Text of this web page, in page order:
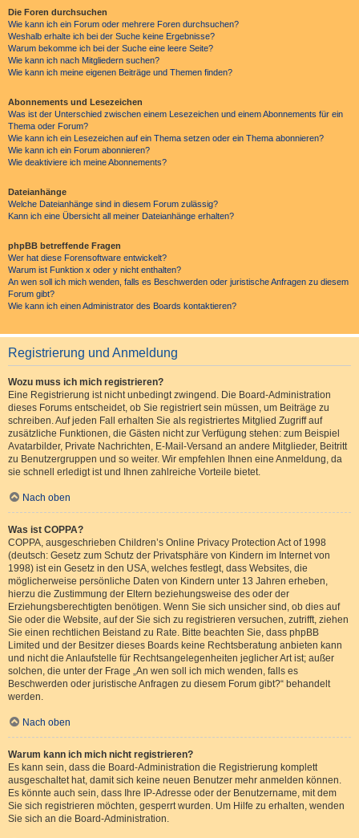
Die Foren durchsuchen
Wie kann ich ein Forum oder mehrere Foren durchsuchen?
Weshalb erhalte ich bei der Suche keine Ergebnisse?
Warum bekomme ich bei der Suche eine leere Seite?
Wie kann ich nach Mitgliedern suchen?
Wie kann ich meine eigenen Beiträge und Themen finden?
Abonnements und Lesezeichen
Was ist der Unterschied zwischen einem Lesezeichen und einem Abonnements für ein
Thema oder Forum?
Wie kann ich ein Lesezeichen auf ein Thema setzen oder ein Thema abonnieren?
Wie kann ich ein Forum abonnieren?
Wie deaktiviere ich meine Abonnements?
Dateianhänge
Welche Dateianhänge sind in diesem Forum zulässig?
Kann ich eine Übersicht all meiner Dateianhänge erhalten?
phpBB betreffende Fragen
Wer hat diese Forensoftware entwickelt?
Warum ist Funktion x oder y nicht enthalten?
An wen soll ich mich wenden, falls es Beschwerden oder juristische Anfragen zu diesem
Forum gibt?
Wie kann ich einen Administrator des Boards kontaktieren?
Registrierung und Anmeldung
Wozu muss ich mich registrieren?
Eine Registrierung ist nicht unbedingt zwingend. Die Board-Administration
dieses Forums entscheidet, ob Sie registriert sein müssen, um Beiträge zu
schreiben. Auf jeden Fall erhalten Sie als registriertes Mitglied Zugriff auf
zusätzliche Funktionen, die Gästen nicht zur Verfügung stehen: zum Beispiel
Avatarbilder, Private Nachrichten, E-Mail-Versand an andere Mitglieder, Beitritt
zu Benutzergruppen und so weiter. Wir empfehlen Ihnen eine Anmeldung, da
sie schnell erledigt ist und Ihnen zahlreiche Vorteile bietet.
Nach oben
Was ist COPPA?
COPPA, ausgeschrieben Children’s Online Privacy Protection Act of 1998
(deutsch: Gesetz zum Schutz der Privatsphäre von Kindern im Internet von
1998) ist ein Gesetz in den USA, welches festlegt, dass Websites, die
möglicherweise persönliche Daten von Kindern unter 13 Jahren erheben,
hierzu die Zustimmung der Eltern beziehungsweise des oder der
Erziehungsberechtigten benötigen. Wenn Sie sich unsicher sind, ob dies auf
Sie oder die Website, auf der Sie sich zu registrieren versuchen, zutrifft, ziehen
Sie einen rechtlichen Beistand zu Rate. Bitte beachten Sie, dass phpBB
Limited und der Besitzer dieses Boards keine Rechtsberatung anbieten kann
und nicht die Anlaufstelle für Rechtsangelegenheiten jeglicher Art ist; außer
solchen, die unter der Frage „An wen soll ich mich wenden, falls es
Beschwerden oder juristische Anfragen zu diesem Forum gibt?“ behandelt
werden.
Nach oben
Warum kann ich mich nicht registrieren?
Es kann sein, dass die Board-Administration die Registrierung komplett
ausgeschaltet hat, damit sich keine neuen Benutzer mehr anmelden können.
Es könnte auch sein, dass Ihre IP-Adresse oder der Benutzername, mit dem
Sie sich registrieren möchten, gesperrt wurden. Um Hilfe zu erhalten, wenden
Sie sich an die Board-Administration.